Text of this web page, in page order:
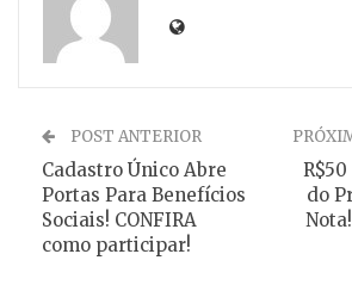
POST ANTERIOR
Cadastro Único Abre
Portas Para Benefícios
Sociais! CONFIRA
como participar!
do